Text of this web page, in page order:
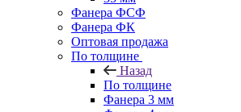
Фанера ФСФ
Фанера ФК
Оптовая продажа
По толщине
Назад
По толщине
Фанера 3 мм